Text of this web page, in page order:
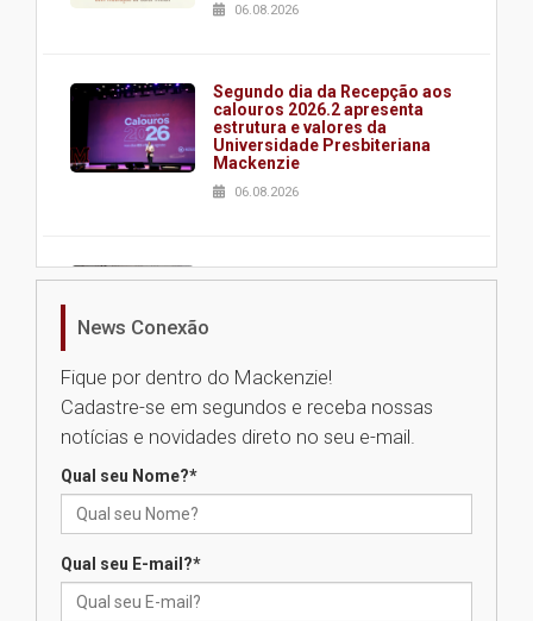
06.08.2026
Segundo dia da Recepção aos
calouros 2026.2 apresenta
estrutura e valores da
Universidade Presbiteriana
Mackenzie
06.08.2026
Nova apresentação do Centro
Universidade Mackenzie
realizará nova edição da Feira
das novas tecnologias em
News Conexão
Fique por dentro do Mackenzie!
Cadastre-se em segundos e receba nossas
notícias e novidades direto no seu e-mail.
Qual seu Nome?*
Qual seu E-mail?*